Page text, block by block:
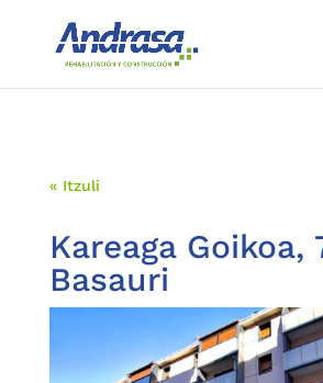
« Itzuli
Kareaga Goikoa,
Basauri